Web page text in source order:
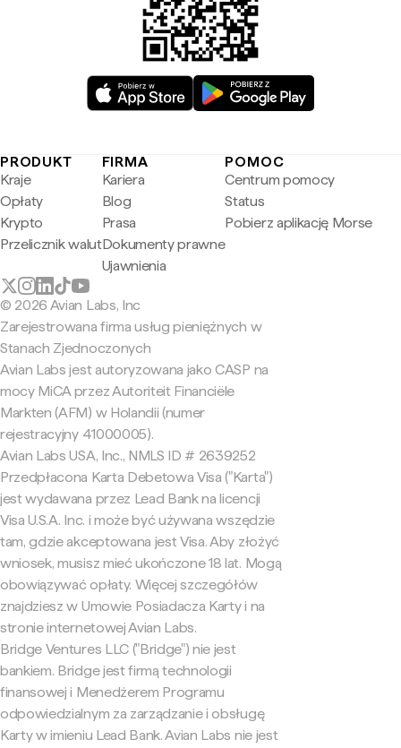
PRODUKT
Kraje
Opłaty
Krypto
Przelicznik walut
FIRMA
Kariera
Blog
Prasa
Dokumenty prawne
Ujawnienia
POMOC
Centrum pomocy
Status
Pobierz aplikację Morse
© 2026 Avian Labs, Inc
Zarejestrowana firma usług pieniężnych w
Stanach Zjednoczonych
Avian Labs jest autoryzowana jako CASP na
mocy MiCA przez Autoriteit Financiële
Markten (AFM) w Holandii (numer
rejestracyjny 41000005).
Avian Labs USA, Inc., NMLS ID # 2639252
Przedpłacona Karta Debetowa Visa ("Karta")
jest wydawana przez Lead Bank na licencji
Visa U.S.A. Inc. i może być używana wszędzie
tam, gdzie akceptowana jest Visa. Aby złożyć
wniosek, musisz mieć ukończone 18 lat. Mogą
obowiązywać opłaty. Więcej szczegółów
znajdziesz w Umowie Posiadacza Karty i na
stronie internetowej Avian Labs.
Bridge Ventures LLC ("Bridge") nie jest
bankiem. Bridge jest firmą technologii
finansowej i Menedżerem Programu
odpowiedzialnym za zarządzanie i obsługę
Karty w imieniu Lead Bank. Avian Labs nie jest